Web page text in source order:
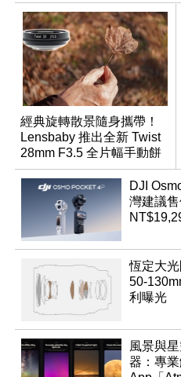
經典旋轉散景隨身攜帶！
Lensbaby 推出全新 Twist
28mm F3.5 全片幅手動餅
乾鏡
DJI
灣建議
恆定大
50-
利曝光
風景與
器：專